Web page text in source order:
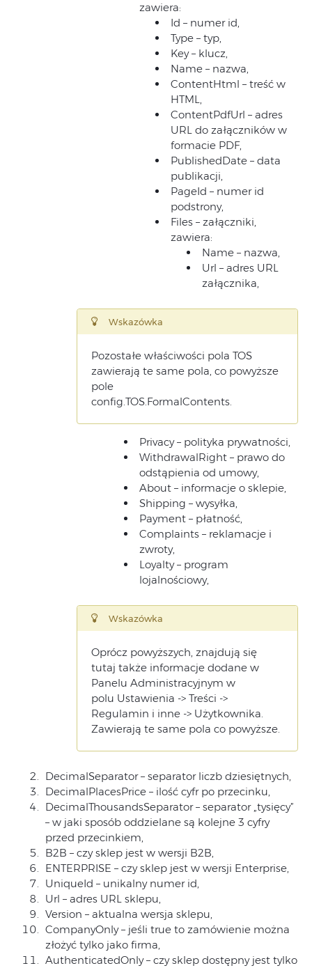
zawiera:
Id – numer id,
Type – typ,
Key – klucz,
Name – nazwa,
ContentHtml – treść w
HTML,
ContentPdfUrl – adres
URL do załączników w
formacie PDF,
PublishedDate – data
publikacji,
PageId – numer id
podstrony,
Files – załączniki,
zawiera:
Name – nazwa,
Url – adres URL
załącznika,
Wskazówka
Pozostałe właściwości pola TOS
zawierają te same pola, co powyższe
pole
config.TOS.FormalContents.
Privacy – polityka prywatności,
WithdrawalRight – prawo do
odstąpienia od umowy,
About – informacje o sklepie,
Shipping – wysyłka,
Payment – płatność,
Complaints – reklamacje i
zwroty,
Loyalty – program
lojalnościowy,
Wskazówka
Oprócz powyższych, znajdują się
tutaj także informacje dodane w
Panelu Administracyjnym w
polu Ustawienia -> Treści ->
Regulamin i inne -> Użytkownika.
Zawierają te same pola co powyższe.
DecimalSeparator – separator liczb dziesiętnych,
DecimalPlacesPrice – ilość cyfr po przecinku,
DecimalThousandsSeparator – separator „tysięcy”
– w jaki sposób oddzielane są kolejne 3 cyfry
przed przecinkiem,
B2B – czy sklep jest w wersji B2B,
ENTERPRISE – czy sklep jest w wersji Enterprise,
UniqueId – unikalny numer id,
Url – adres URL sklepu,
Version – aktualna wersja sklepu,
CompanyOnly – jeśli true to zamówienie można
złożyć tylko jako firma,
AuthenticatedOnly – czy sklep dostępny jest tylko